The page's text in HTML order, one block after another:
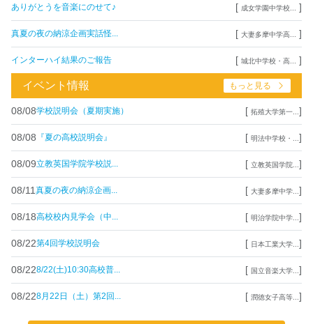
ありがとうを音楽にのせて♪ [ 成女学園中学校... ]
真夏の夜の納涼企画実話怪... [ 大妻多摩中学高... ]
インターハイ結果のご報告 [ 城北中学校・高... ]
イベント情報 もっと見る
08/08学校説明会（夏期実施） [ 拓殖大学第一... ]
08/08 『夏の高校説明会』 [ 明法中学校・... ]
08/09立教英国学院学校説... [ 立教英国学院... ]
08/11 真夏の夜の納涼企画... [ 大妻多摩中学... ]
08/18高校校内見学会（中... [ 明治学院中学... ]
08/22第4回学校説明会 [ 日本工業大学... ]
08/228/22(土)10:30高校普... [ 国立音楽大学... ]
08/228月22日（土）第2回... [ 潤徳女子高等... ]